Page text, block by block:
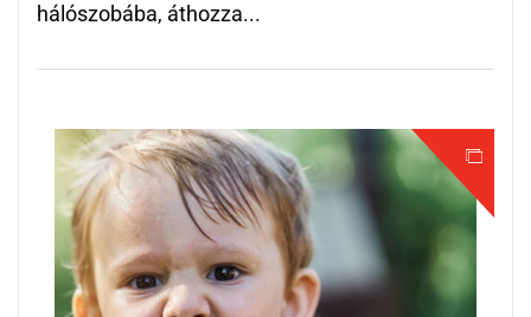
hálószobába, áthozza...